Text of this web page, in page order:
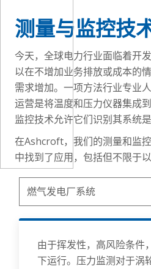
测量与监控技
今天，全球电力行业面临着开
以在不增加业务排放或成本的
需求增加。一项方法行业专业
运营是将温度和压力仪器集成
监控技术允许它们识别其系统
在Ashcroft，我们的测量和监
中找到了应用，包括但不限于以
由于挥发性，高风险条件
下运行。压力监测对于涡